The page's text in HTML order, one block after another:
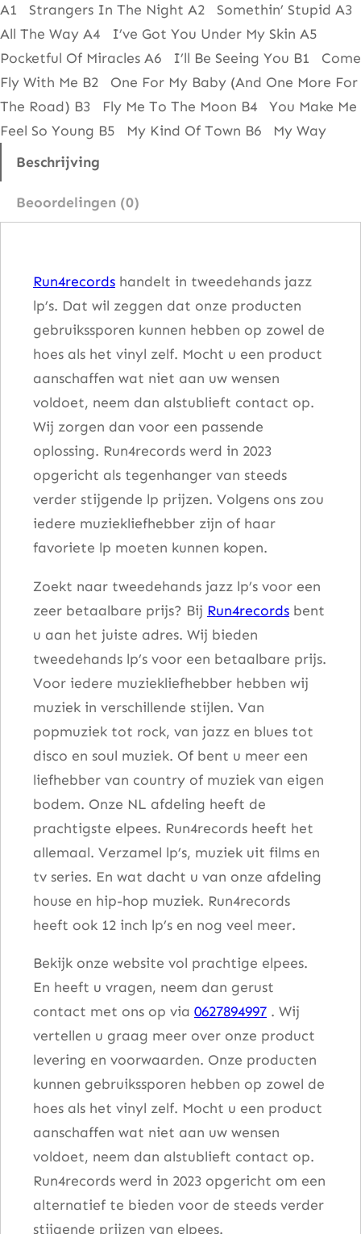
s
t
e
r
s
S
l
A1 Strangers In The Night A2 Somethin’ Stupid A3
All The Way A4 I’ve Got You Under My Skin A5
Pocketful Of Miracles A6 I’ll Be Seeing You B1 Come
Fly With Me B2 One For My Baby (And One More For
The Road) B3 Fly Me To The Moon B4 You Make Me
Feel So Young B5 My Kind Of Town B6 My Way
Beschrijving
Beoordelingen (0)
Run4records handelt in tweedehands jazz
lp’s. Dat wil zeggen dat onze producten
gebruikssporen kunnen hebben op zowel de
hoes als het vinyl zelf. Mocht u een product
aanschaffen wat niet aan uw wensen
voldoet, neem dan alstublieft contact op.
Wij zorgen dan voor een passende
oplossing. Run4records werd in 2023
opgericht als tegenhanger van steeds
verder stijgende lp prijzen. Volgens ons zou
iedere muziekliefhebber zijn of haar
favoriete lp moeten kunnen kopen.
Zoekt naar tweedehands jazz lp’s voor een
zeer betaalbare prijs? Bij Run4records bent
u aan het juiste adres. Wij bieden
tweedehands lp’s voor een betaalbare prijs.
Voor iedere muziekliefhebber hebben wij
muziek in verschillende stijlen. Van
popmuziek tot rock, van jazz en blues tot
disco en soul muziek. Of bent u meer een
liefhebber van country of muziek van eigen
bodem. Onze NL afdeling heeft de
prachtigste elpees. Run4records heeft het
allemaal. Verzamel lp’s, muziek uit films en
tv series. En wat dacht u van onze afdeling
house en hip-hop muziek. Run4records
heeft ook 12 inch lp’s en nog veel meer.
Bekijk onze website vol prachtige elpees.
En heeft u vragen, neem dan gerust
contact met ons op via 0627894997 . Wij
vertellen u graag meer over onze product
levering en voorwaarden. Onze producten
kunnen gebruikssporen hebben op zowel de
hoes als het vinyl zelf. Mocht u een product
aanschaffen wat niet aan uw wensen
voldoet, neem dan alstublieft contact op.
Run4records werd in 2023 opgericht om een
alternatief te bieden voor de steeds verder
stijgende prijzen van elpees.